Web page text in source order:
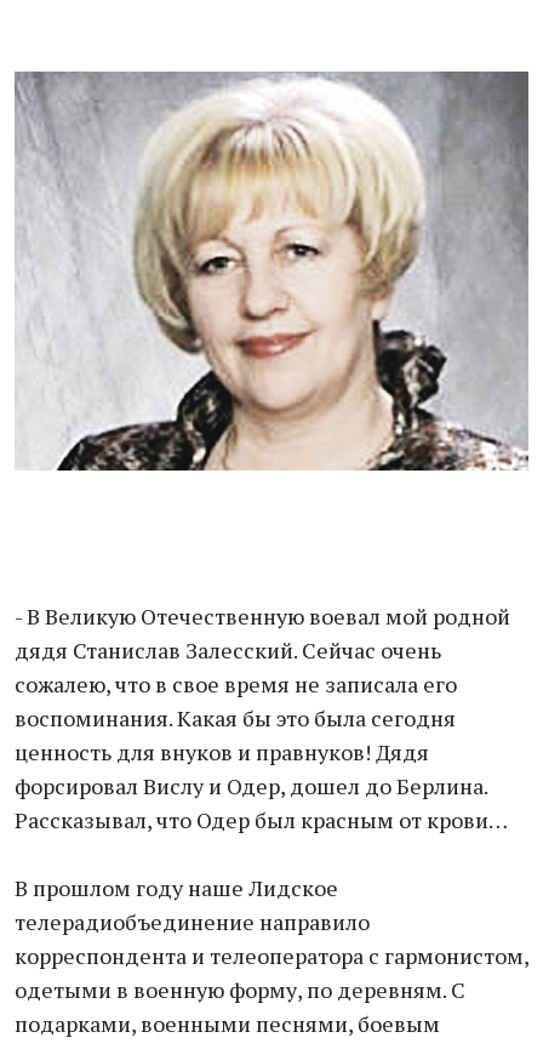
- В Великую Отечественную воевал мой родной
дядя Станислав Залесский. Сейчас очень
сожалею, что в свое время не записала его
воспоминания. Какая бы это была сегодня
ценность для внуков и правнуков! Дядя
форсировал Вислу и Одер, дошел до Берлина.
Рассказывал, что Одер был красным от крови…
В прошлом году наше Лидское
телерадиобъединение направило
корреспондента и телеоператора с гармонистом,
одетыми в военную форму, по деревням. С
подарками, военными песнями, боевым